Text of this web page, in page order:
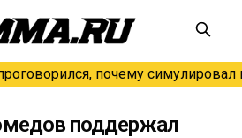
почему симулировал
поддержал